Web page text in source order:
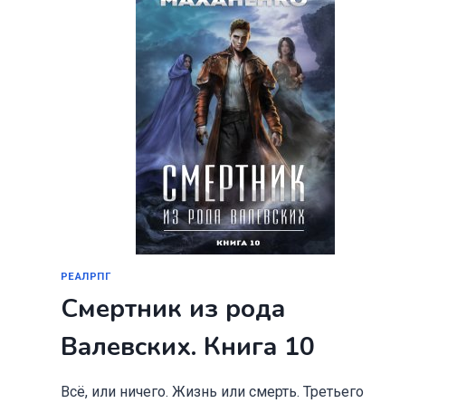
РЕАЛРПГ
Смертник из рода
Валевских. Книга 10
Всё, или ничего. Жизнь или смерть. Третьего